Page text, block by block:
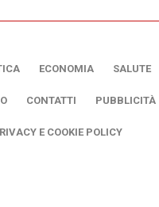
ECONOMIA SALUTE
CONTATTI PUBBLICITÀ
E COOKIE POLICY